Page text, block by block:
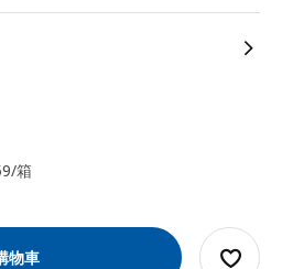
箱
物車